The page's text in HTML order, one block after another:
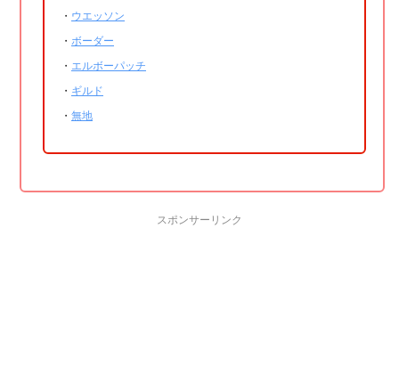
・ ウエッソン
・ ボーダー
・ エルボーパッチ
・ ギルド
・ 無地
スポンサーリンク